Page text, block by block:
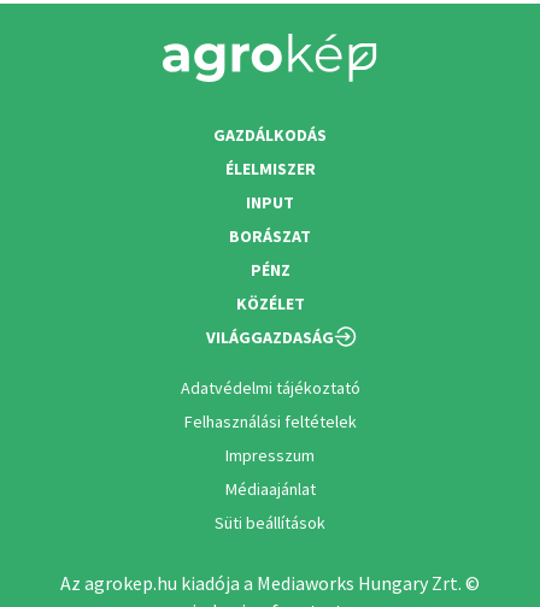
GAZDÁLKODÁS
ÉLELMISZER
INPUT
BORÁSZAT
PÉNZ
KÖZÉLET
VILÁGGAZDASÁG
Adatvédelmi tájékoztató
Felhasználási feltételek
Impresszum
Médiaajánlat
Süti beállítások
Az agrokep.hu kiadója a Mediaworks Hungary Zrt. ©